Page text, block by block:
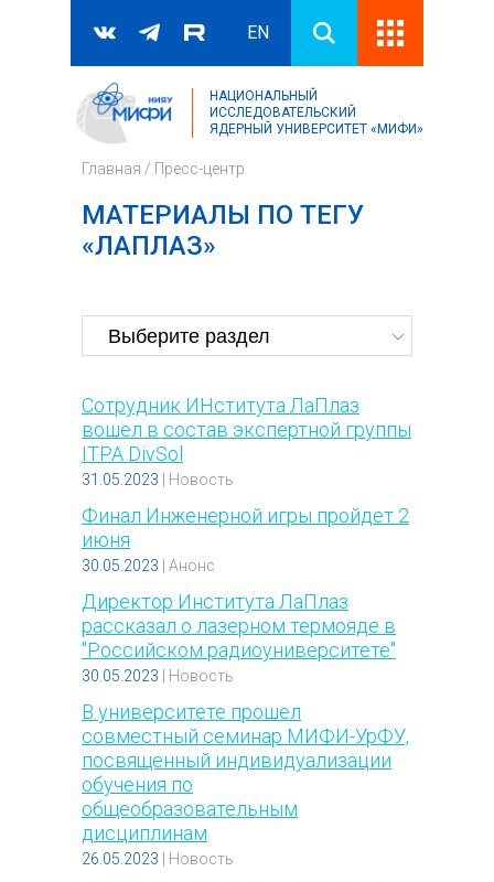
Форма поиска
Поиск
EN
НАЦИОНАЛЬНЫЙ
ИССЛЕДОВАТЕЛЬСКИЙ
ЯДЕРНЫЙ УНИВЕРСИТЕТ «МИФИ»
Главная / Пресс-центр
МАТЕРИАЛЫ ПО ТЕГУ
«ЛАПЛАЗ»
Сотрудник ИНститута ЛаПлаз
вошел в состав экспертной группы
ITPA DivSol
31.05.2023 Новость
Финал Инженерной игры пройдет 2
июня
30.05.2023 Анонс
Директор Института ЛаПлаз
рассказал о лазерном термояде в
"Российском радиоуниверситете"
30.05.2023 Новость
В университете прошел
совместный семинар МИФИ-УрФУ,
посвященный индивидуализации
обучения по
общеобразовательным
дисциплинам
26.05.2023 Новость